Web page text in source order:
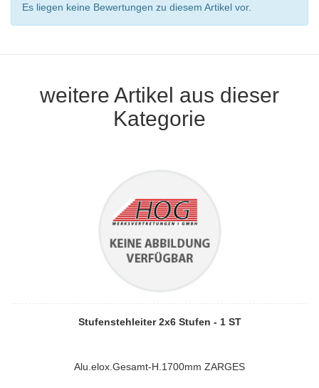
Es liegen keine Bewertungen zu diesem Artikel vor.
weitere Artikel aus dieser
Kategorie
Stufenstehleiter 2x6 Stufen - 1 ST
Alu.elox.Gesamt-H.1700mm ZARGES